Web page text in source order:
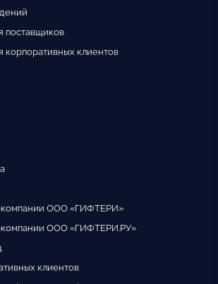
поставщиков
корпоративных клиентов
компании ООО «ГИФТЕРИ»
компании ООО «ГИФТЕРИ.РУ»
клиентов